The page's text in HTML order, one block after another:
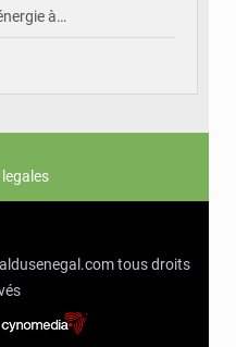
à…
tous droits